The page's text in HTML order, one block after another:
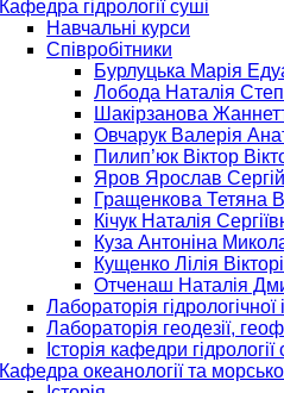
Кафедра гідрології суші
Навчальні курси
Співробітники
Бурлуцька Марія
Лобода Наталія
Шакірзанова
Овчарук Валерія
Пилип’юк Віктор
Яров Ярослав
Гращенкова Тетяна
Кічук Наталія
Куза Антоніна
Кущенко Лілія
Отченаш Наталія
Лабораторія
Лабораторія геодезії,
Історія кафедри гідрології
Кафедра океанології та